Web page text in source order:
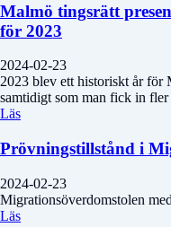
Malmö tingsrätt
för 2023
2024-02-23
2023 blev ett historiskt år för
samtidigt som man fick in
Läs
Prövningstillstånd i
2024-02-23
Migrationsöverdomstolen
Läs